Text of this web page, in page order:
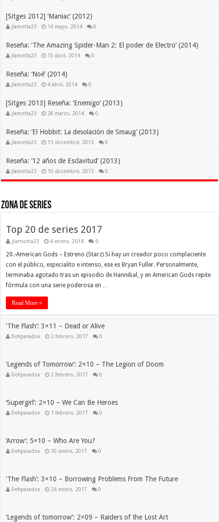
[Sitges 2012] ‘Maniac’ (2012)
jlamotta23 16 mayo, 2014 0
Reseña: ‘The Amazing Spider-Man 2: El poder de Electro’ (2014)
jlamotta23 15 abril, 2014 0
Reseña: ‘Noé’ (2014)
jlamotta23 4 abril, 2014 0
[Sitges 2013] Reseña: ‘Enemigo’ (2013)
jlamotta23 28 marzo, 2014 0
Reseña: ‘El Hobbit: La desolación de Smaug’ (2013)
jlamotta23 13 diciembre, 2013 0
Reseña: ’12 años de Esclavitud’ (2013)
jlamotta23 10 diciembre, 2013 0
Zona de Series
Top 20 de series 2017
jlamotta23 4 enero, 2018 0
20.-American Gods – Estreno (Starz) Si hay un creador poco complaciente
con el público, especialito e intenso, ese es Bryan Fuller. Personalmente,
terminaba agotado tras un episodio de Hannibal, y en American Gods repite
fórmula con una serie poderosa en …
Read More »
‘The Flash’: 3×11 – Dead or Alive
Dehparadox 2 febrero, 2017 0
‘Legends of Tomorrow’: 2×10 – The Legion of Doom
Dehparadox 2 febrero, 2017 0
‘Supergirl’: 2×10 – We Can Be Heroes
Dehparadox 1 febrero, 2017 0
‘Arrow’: 5×10 – Who Are You?
Dehparadox 30 enero, 2017 0
‘The Flash’: 3×10 – Borrowing Problems From The Future
Dehparadox 26 enero, 2017 0
‘Legends of tomorrow’: 2×09 – Raiders of the Lost Art